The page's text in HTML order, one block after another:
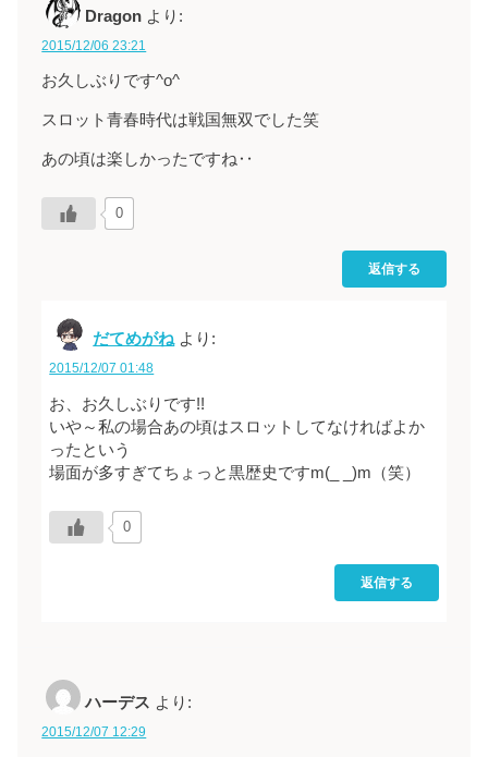
Dragon より:
2015/12/06 23:21
お久しぶりです^o^
スロット青春時代は戦国無双でした笑
あの頃は楽しかったですね‥
0
返信する
だてめがね より:
2015/12/07 01:48
お、お久しぶりです!!
いや～私の場合あの頃はスロットしてなければよか
ったという
場面が多すぎてちょっと黒歴史ですm(_ _)m（笑）
0
返信する
ハーデス より:
2015/12/07 12:29